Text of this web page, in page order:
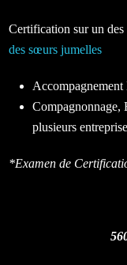
Certification sur un
des sœurs jumelles
Accompagnement
Compagnonnage,
plusieurs
*Examen de